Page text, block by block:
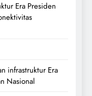
Era Presiden
infrastruktur Era
Nasional